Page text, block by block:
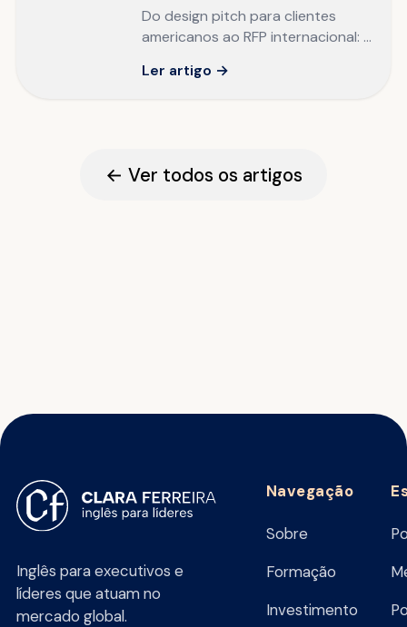
Do design pitch para clientes
americanos ao RFP internacional: o
portfolio local do escritório com
Ler artigo →
← Ver todos os artigos
Inglês para executivos e
líderes que atuam no
mercado global.
Navegação
Sobre
Formação
Investimento